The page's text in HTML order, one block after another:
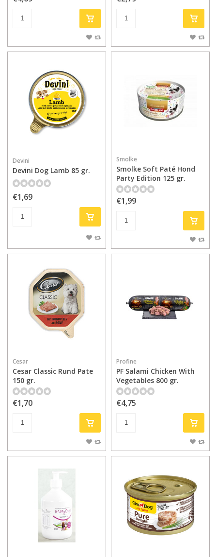
Devini
Devini Dog Lamb 85 gr.
€1,69
Smolke
Smolke Soft Paté Hond
Party Edition 125 gr.
€1,99
Cesar
Cesar Classic Rund Pate
150 gr.
€1,70
Profine
PF Salami Chicken With
Vegetables 800 gr.
€4,75